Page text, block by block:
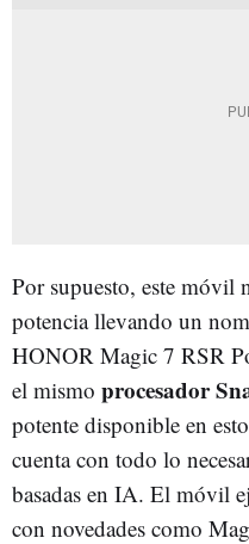
Por supuesto, este móvil
potencia llevando un
HONOR Magic 7 RSR
el mismo procesador
potente disponible en
cuenta con todo lo
basadas en IA. El móvil
con novedades como